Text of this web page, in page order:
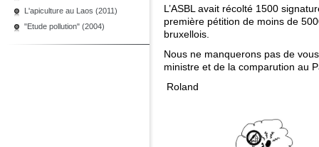
L'apiculture au Laos (2011)
"Etude pollution" (2004)
L’ASBL avait récolté 1500
première pétition de moins de
bruxellois.
Nous ne manquerons pas de
ministre et de la comparution au
Roland